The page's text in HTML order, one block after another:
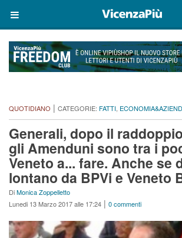
QUOTIDIANO | CATEGORIE: FATTI,
Generali, dopo il
gli Amenduni sono tra i
Veneto a... fare. Anche se
lontano da BPVi e Veneto
DiMonica Zoppelletto
Lunedi 13 Marzo 2017 alle 17:24 | 0 commenti